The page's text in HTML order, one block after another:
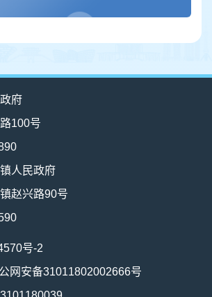
府
100号
人民政府
赵兴路90号
号-2
网安备31011802002666号